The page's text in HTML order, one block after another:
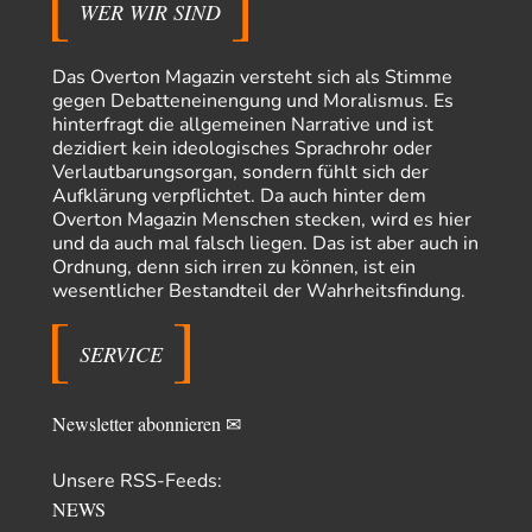
Adel verpflichtetvor 8 Stunden zu:
Vielen Dank, hatte ich nicht auf dem Schirm, weil ich ihn nicht mehr
lese. Beweist…
garnovor 10 Stunden zu:
Absurde Debatte um Ceuta-„Invasion“ durch Marokko
vertieft EU-Spaltung
Gratuliere, du hast erkannt wer hier der Bösewicht ist. Dann kann es ja
gar nicht…
Schattenland
vor 11 Stunden zu:
Unkabarettistische Anstalten
Dem schließe ich mich 100 pro an - das deutsche politische Kabarett ist
tot (Lisa…
vor 12 Stunden zu:
Dissonanzen
Kleine Korrektur: Anders als Moshe Zuckermann schildet gab es in den
1960er und 1970er Jahren…
Wolfgang Wirthvor 13 Stunden zu:
Entkernen, Umfunktionieren und (feindlich) Übernehmen
@Froschhaut Vielen Dank für Ihre freundlichen Worte. Ich nehme an,
WER WIR SIND
Das Overton Magazin versteht sich als Stimme
gegen Debatteneinengung und Moralismus. Es
hinterfragt die allgemeinen Narrative und ist
dezidiert kein ideologisches Sprachrohr oder
Verlautbarungsorgan, sondern fühlt sich der
Aufklärung verpflichtet. Da auch hinter dem
Overton Magazin Menschen stecken, wird es hier
und da auch mal falsch liegen. Das ist aber auch in
Ordnung, denn sich irren zu können, ist ein
wesentlicher Bestandteil der Wahrheitsfindung.
SERVICE
Newsletter abonnieren ✉
Unsere RSS-Feeds:
NEWS